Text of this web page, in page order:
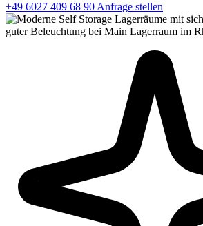
+49 6027 409 68 90 Anfrage stellen